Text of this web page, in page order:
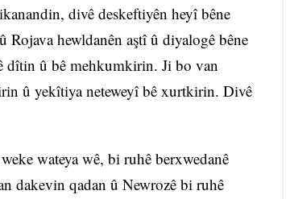
divê deskeftiyên heyî bêne
hewldanên aştî û diyalogê bêne
dîtin û bê mehkumkirin. Ji bo van
û yekîtiya neteweyî bê xurtkirin. Divê
wateya wê, bi ruhê berxwedanê
dakevin qadan û Newrozê bi ruhê